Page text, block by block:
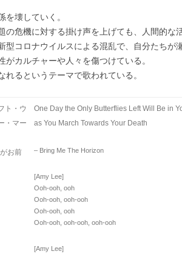
壊していく。
の危機に対する掛け声を上げても、人間的な
型コロナウイルスによる混乱で、自分たちが
カルチャーや人々を傷つけている。
るというテーマで歌われている。
ト・ウ
・マー
お前
One Day the Only Butterflies Left Will Be in
as You March Towards Your Death
– Bring Me The Horizon
[Amy Lee]
Ooh-ooh, ooh
Ooh-ooh, ooh-ooh
Ooh-ooh, ooh
Ooh-ooh, ooh-ooh, ooh-ooh
[Amy Lee]